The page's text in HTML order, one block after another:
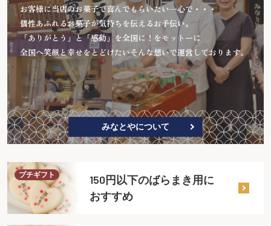
お客様に当店のお菓子で喜んでもらいたい一心で・・・
個性あふれるお菓子が気持ちを伝えるお手伝い。
「ありがとう」と「感動」を全国に！をモットーに
全国へ笑顔と幸せをとどけたいそんな想いで運営しております。
みなとやについて
プチギフト
150円以下のばらまき用に
おすすめ